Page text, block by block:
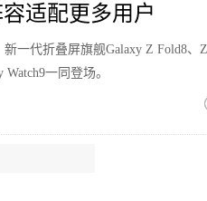
适配更多用户
一代折叠屏旗舰Galaxy Z Fold8、
一同登场。
项数据回答了这个